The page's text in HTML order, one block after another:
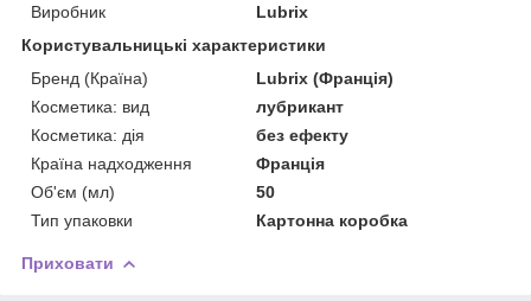
Виробник
Lubrix
Користувальницькі характеристики
Бренд (Країна)
Lubrix (Франція)
Косметика: вид
лубрикант
Косметика: дія
без ефекту
Країна надходження
Франція
Об'єм (мл)
50
Тип упаковки
Картонна коробка
Приховати